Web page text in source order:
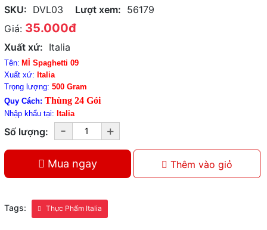
SKU: DVL03 Lượt xem: 56179
Giá: 35.000đ
Xuất xứ: Italia
Tên: MÌ Spaghetti 09
Xuất xứ: Italia
Trọng lượng: 500 Gram
Quy Cách: Thùng 24 Gói
Nhập khẩu tại: Italia
Số lượng: - +
Mua ngay Thêm vào giỏ
Tags: Thực Phẩm Italia